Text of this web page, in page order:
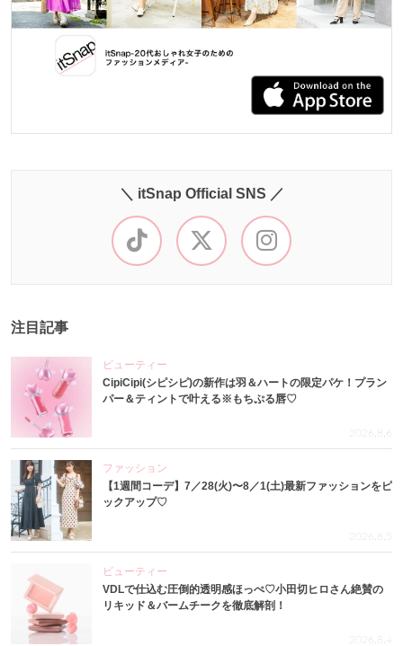
＼ itSnap Official SNS ／
注目記事
ビューティー
CipiCipi(シピシピ)の新作は羽＆ハートの限定パケ！プラン
パー＆ティントで叶える※もちぷる唇♡
2026.8.6
ファッション
【1週間コーデ】7／28(火)〜8／1(土)最新ファッションをピ
ックアップ♡
2026.8.5
ビューティー
VDLで仕込む圧倒的透明感ほっぺ♡小田切ヒロさん絶賛の
リキッド＆バームチークを徹底解剖！
2026.8.4